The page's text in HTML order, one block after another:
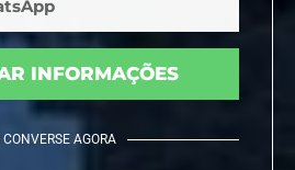
INFORMAÇÕES
CONVERSE AGORA